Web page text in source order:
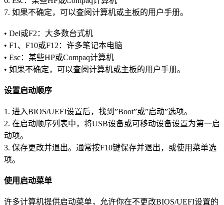
7. 如果不确定，可以查阅计算机或主板的用户手册。
• Del或F2：大多数台式机
• F1、F10或F12：许多笔记本电脑
• Esc：某些HP或Compaq计算机
• 如果不确定，可以查阅计算机或主板的用户手册。
设置启动顺序
1. 进入BIOS/UEFI设置后，找到”Boot”或”启动”选项。
2. 在启动顺序列表中，将USB设备或可移动设备设置为第一启
动项。
3. 保存更改并退出。通常按F10键保存并退出，或使用菜单选
项。
使用启动菜单
许多计算机提供启动菜单，允许你在不更改BIOS/UEFI设置的